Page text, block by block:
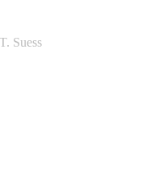
Suess